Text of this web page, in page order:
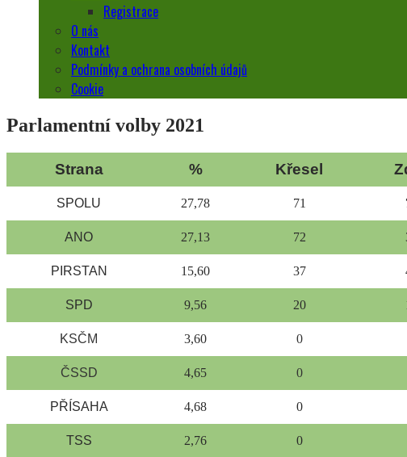
Registrace
O nás
Kontakt
Podmínky a ochrana osobních údajů
Cookie
Parlamentní volby 2021
Strana % Křesel
SPOLU 27,78 71
ANO 27,13 72
PIRSTAN 15,60 37
SPD 9,56 20
KSČM 3,60 0
ČSSD 4,65 0
PŘÍSAHA 4,68 0
TSS 2,76 0